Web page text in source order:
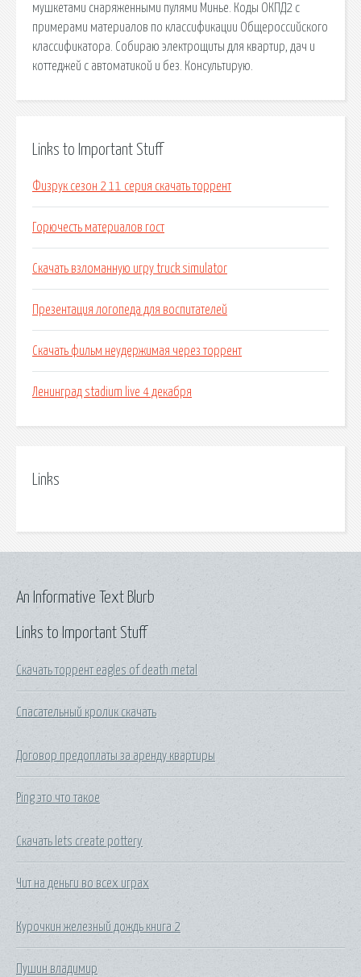
мушкетами снаряженными пулями Минье. Коды ОКПД2 с
примерами материалов по классификации Общероссийского
классификатора. Собираю электрощиты для квартир, дач и
коттеджей с автоматикой и без. Консультирую.
Links to Important Stuff
Физрук сезон 2 11 серия скачать торрент
Горючесть материалов гост
Скачать взломанную игру truck simulator
Презентация логопеда для воспитателей
Скачать фильм неудержимая через торрент
Ленинград stadium live 4 декабря
Links
Links to Important Stuff
Скачать торрент eagles of death metal
Спасательный кролик скачать
Договор предоплаты за аренду квартиры
Ping это что такое
Скачать lets create pottery
Чит на деньги во всех играх
Курочкин железный дождь книга 2
Пушин владимир
An Informative Text Blurb